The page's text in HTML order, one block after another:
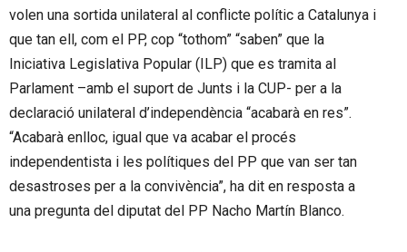
volen una sortida unilateral al conflicte polític a Catalunya i
que tan ell, com el PP, cop “tothom” “saben” que la
Iniciativa Legislativa Popular (ILP) que es tramita al
Parlament –amb el suport de Junts i la CUP- per a la
declaració unilateral d’independència “acabarà en res”.
“Acabarà enlloc, igual que va acabar el procés
independentista i les polítiques del PP que van ser tan
desastroses per a la convivència”, ha dit en resposta a
una pregunta del diputat del PP Nacho Martín Blanco.